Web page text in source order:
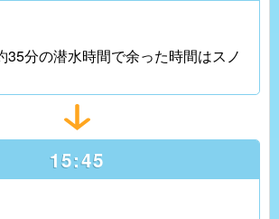
35分の潜水時間で余った時間はスノ
15:45